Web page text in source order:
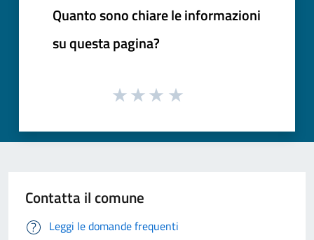
Quanto sono chiare le informazioni
su questa pagina?
Contatta il comune
Leggi le domande frequenti